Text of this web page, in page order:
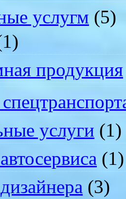
услугм (5)
продукция
услуги (1)
(1)
(3)